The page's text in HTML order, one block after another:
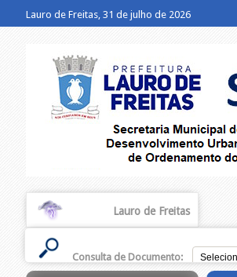
Lauro de Freitas, 31 de julho de 2026
Lauro de Freitas
Consulta de Documento: